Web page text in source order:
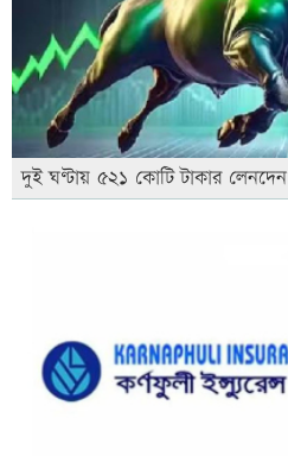
দুই ঘণ্টায় ৫২১ কোটি টাকার লেনদেন